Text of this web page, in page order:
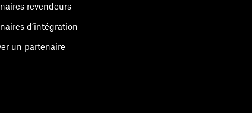
revendeurs
d’intégration
un partenaire